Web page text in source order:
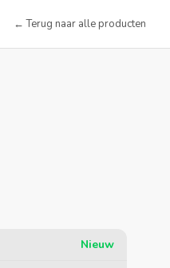
← Terug naar alle producten
Nieuw